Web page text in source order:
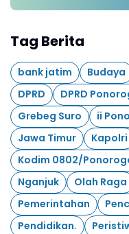
Tag Berita
bank jatim Budaya
DPRD
DPRD
Grebeg Suro
ii
Jawa Timur
Kapolri
Kodim 0802/
Nganjuk
Olah Raga
Pemerintahan
Pendidikan.